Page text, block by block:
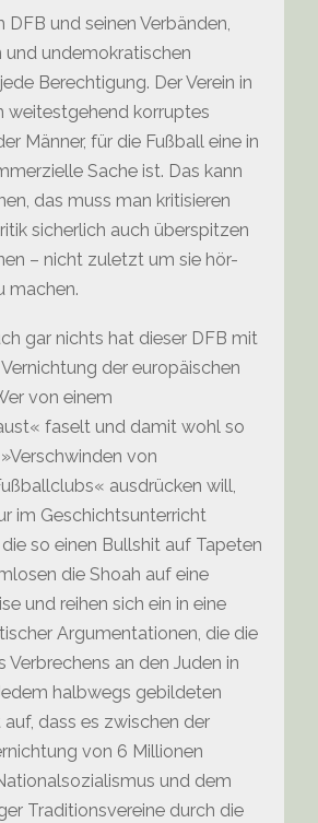
DFB und seinen Verbänden,
undemokratischen
Berechtigung. Der Verein in
weitestgehend korruptes
Männer, für die Fußball eine in
Sache ist. Das kann
das muss man kritisieren
sicherlich auch überspitzen
– nicht zuletzt um sie hör-
machen.
gar nichts hat dieser DFB mit
der europäischen
von einem
faselt und damit wohl so
von
ausdrücken will,
im Geschichtsunterricht
so einen Bullshit auf Tapeten
die Shoah auf eine
und reihen sich ein in eine
Argumentationen, die die
Verbrechens an den Juden in
halbwegs gebildeten
dass es zwischen der
von 6 Millionen
und dem
Traditionsvereine durch die